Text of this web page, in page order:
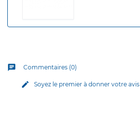
chat Commentaires (0)
edit Soyez le premier à donner votre avis